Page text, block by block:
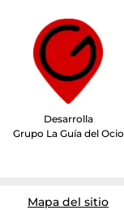
Desarrolla
Grupo La Guía del Ocio
Mapa del sitio